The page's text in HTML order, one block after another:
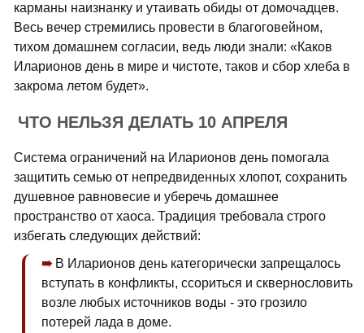
карманы наизнанку и утаивать обиды от домочадцев.
Весь вечер стремились провести в благоговейном,
тихом домашнем согласии, ведь люди знали: «Каков
Иларионов день в мире и чистоте, таков и сбор хлеба в
закрома летом будет».
ЧТО НЕЛЬЗЯ ДЕЛАТЬ 10 АПРЕЛЯ
Система ограничений на Иларионов день помогала
защитить семью от непредвиденных хлопот, сохранить
душевное равновесие и уберечь домашнее
пространство от хаоса. Традиция требовала строго
избегать следующих действий:
В Иларионов день категорически запрещалось
вступать в конфликты, ссориться и сквернословить
возле любых источников воды - это грозило
потерей лада в доме.